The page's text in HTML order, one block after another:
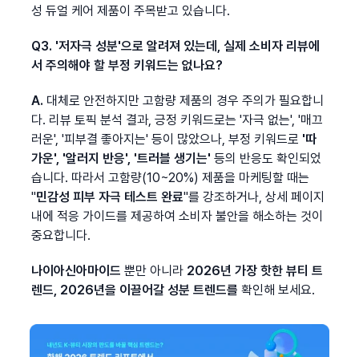
성 듀얼 케어 제품이 주목받고 있습니다.
Q3. '저자극 성분'으로 알려져 있는데, 실제 소비자 리뷰에
서 주의해야 할 부정 키워드는 없나요?
A. 대체로 안전하지만 고함량 제품의 경우 주의가 필요합니
다. 리뷰 토픽 분석 결과, 긍정 키워드로는 '자극 없는', '매끄
러운', '피부결 좋아지는' 등이 많았으나, 부정 키워드로 '따
가운', '알러지 반응', '트러블 생기는' 등의 반응도 확인되었
습니다. 따라서 고함량(10~20%) 제품을 마케팅할 때는
"민감성 피부 자극 테스트 완료"를 강조하거나, 상세 페이지
내에 적응 가이드를 제공하여 소비자 불안을 해소하는 것이
중요합니다.
나이아신아마이드 뿐만 아니라 2026년 가장 핫한 뷰티 트
렌드, 2026년을 이끌어갈 성분 트렌드를 확인해 보세요.